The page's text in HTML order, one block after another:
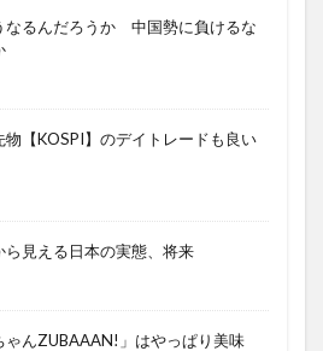
なるんだろうか 中国勢に負けるな
【KOSPI】のデイトレードも良い
ら見える日本の実態、将来
ゃんZUBAAAN!」はやっぱり美味